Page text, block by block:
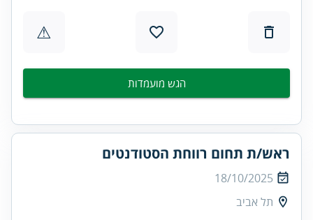
⚠
הגש מועמדות
ראש/ת תחום רווחת הסטודנטים
18/10/2025
תל אביב